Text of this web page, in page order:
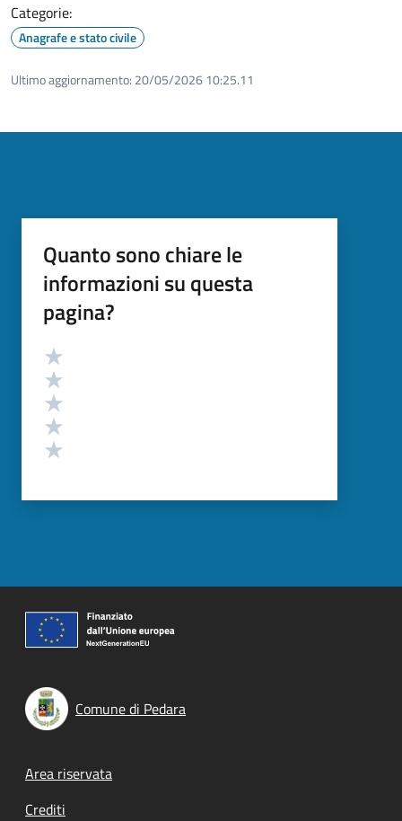
Categorie:
Anagrafe e stato civile
Ultimo aggiornamento: 20/05/2026 10:25.11
Quanto sono chiare le
informazioni su questa
pagina?
Valutazione
Comune di Pedara
Footer menu
Area riservata
Crediti